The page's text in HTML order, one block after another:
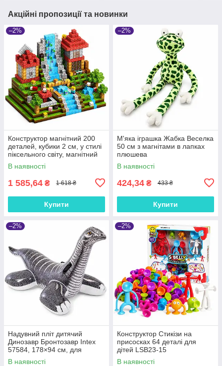
Акційні пропозиції та новинки
–2%
Конструктор магнітний 200
деталей, кубики 2 см, у стилі
піксельного світу, магнітний
набір для дітей 3+, CFK26
В наявності
1 585,64 ₴ 1 618 ₴
Купити
–2%
М'яка іграшка Жабка Веселка
50 см з магнітами в лапках
плюшева
В наявності
424,34 ₴ 433 ₴
Купити
–2%
Надувний пліт дитячий
Динозавр Бронтозавр Intex
57584, 178×94 см, для
басейну та моря, до 40 кг
В наявності
–2%
Конструктор Стикізи на
присосках 64 деталі для
дітей LSB23-15
В наявності